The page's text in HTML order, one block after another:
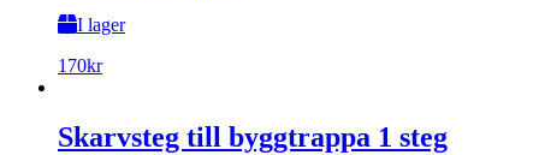
I lager
170kr
Skarvsteg till byggtrappa 1 steg